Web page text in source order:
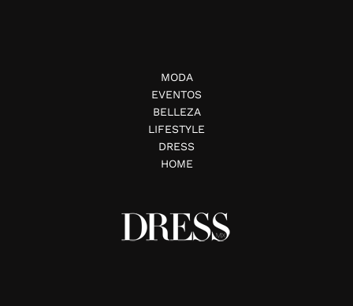
MODA
EVENTOS
BELLEZA
LIFESTYLE
DRESS
HOME